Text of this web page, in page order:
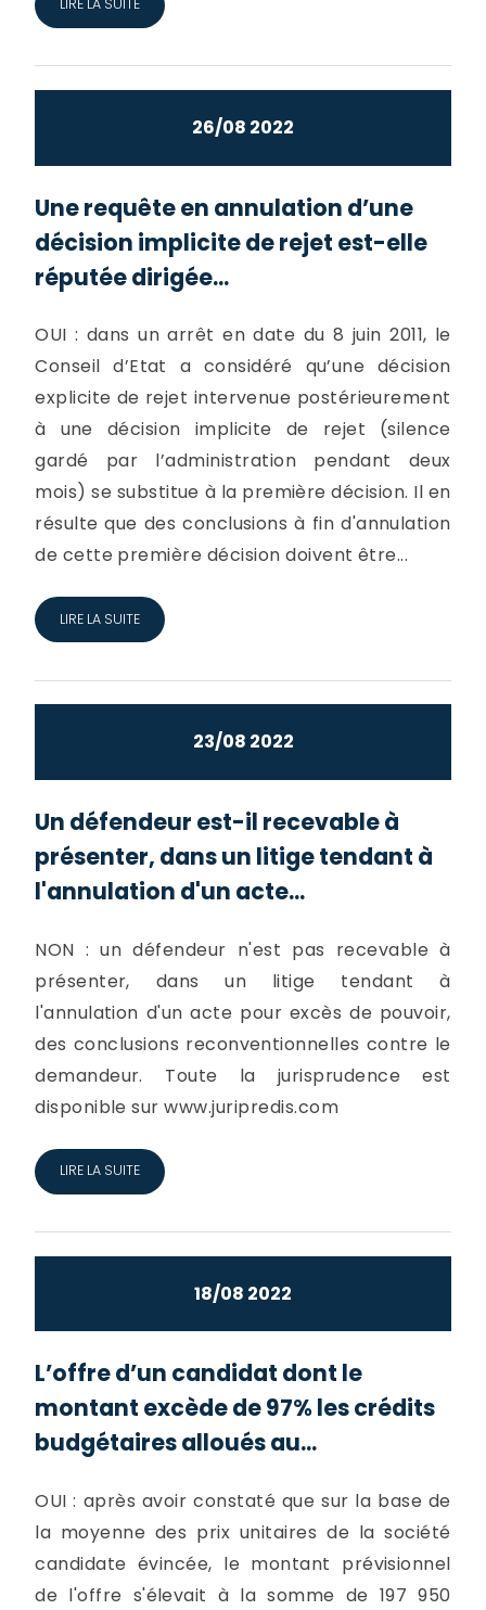
LIRE LA SUITE
26/08 2022
Une requête en annulation d’une
décision implicite de rejet est-elle
réputée dirigée...
OUI : dans un arrêt en date du 8 juin 2011, le
Conseil d’Etat a considéré qu’une décision
explicite de rejet intervenue postérieurement
à une décision implicite de rejet (silence
gardé par l’administration pendant deux
mois) se substitue à la première décision. Il en
résulte que des conclusions à fin d'annulation
de cette première décision doivent être...
LIRE LA SUITE
23/08 2022
Un défendeur est-il recevable à
présenter, dans un litige tendant à
l'annulation d'un acte...
NON : un défendeur n'est pas recevable à
présenter, dans un litige tendant à
l'annulation d'un acte pour excès de pouvoir,
des conclusions reconventionnelles contre le
demandeur. Toute la jurisprudence est
disponible sur www.juripredis.com
LIRE LA SUITE
18/08 2022
L’offre d’un candidat dont le
montant excède de 97% les crédits
budgétaires alloués au...
OUI : après avoir constaté que sur la base de
la moyenne des prix unitaires de la société
candidate évincée, le montant prévisionnel
de l'offre s'élevait à la somme de 197 950